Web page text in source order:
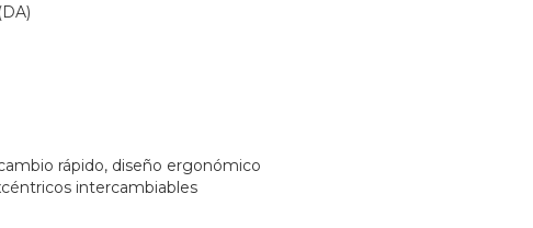
rápido, diseño ergonómico
intercambiables